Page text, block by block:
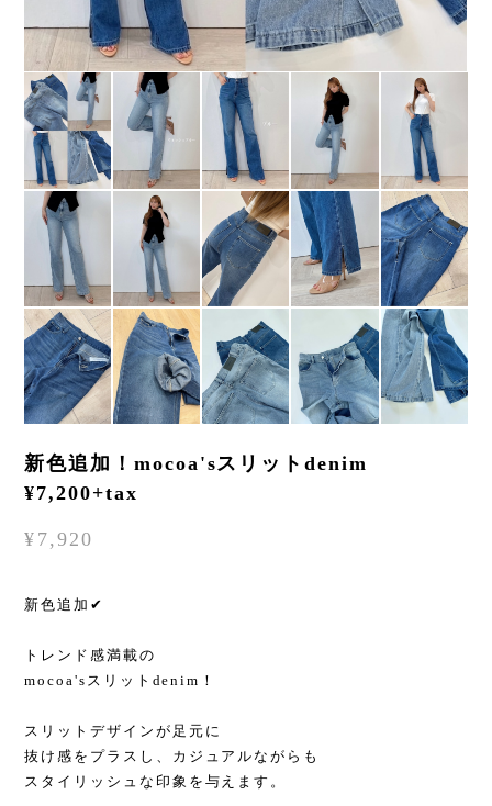
新色追加！mocoa'sスリットdenim
¥7,200+tax
¥7,920
新色追加✔︎
トレンド感満載の
mocoa'sスリットdenim！
スリットデザインが足元に
抜け感をプラスし、カジュアルながらも
スタイリッシュな印象を与えます。